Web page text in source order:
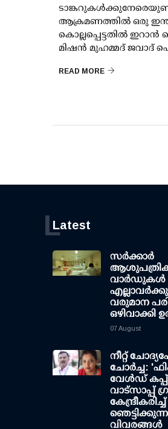
ആക്രമണത്തില്‍ ഒരു
കൊല്ലപ്പെട്ടതില്‍ ഇറാന്‍
മിഷന്‍ മുഹമ്മദ് ജവാദ്
READ MORE
Latest
L
സര്‍ക്കാര്‍
വാര്‍ഡുകള്‍
വരുമാന
ഒഴിവാക്കി
07 August
നീറ്റ്
ചോര്‍ച്ച:
വേള്‍ഡ്
വാട്സാപ്പ്
കേന്ദ്രീകരിച്ച്
ഞെട്ടിക്കുന്ന
വിവരങ്ങള്‍